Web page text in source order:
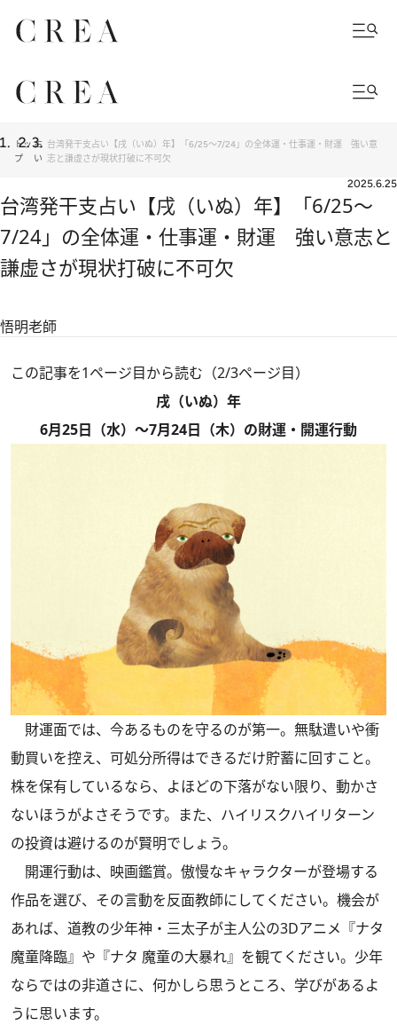
トッ
プ
占
い
台湾発干支占い【戌（いぬ）年】「6/25～7/24」の全体運・仕事運・財運 強い意
志と謙虚さが現状打破に不可欠
2025.6.25
台湾発干支占い【戌（いぬ）年】「6/25～
7/24」の全体運・仕事運・財運 強い意志と
謙虚さが現状打破に不可欠
悟明老師
この記事を1ページ目から読む（2/3ページ目）
戌（いぬ）年
6月25日（水）～7月24日（木）の財運・開運行動
財運面では、今あるものを守るのが第一。無駄遣いや衝
動買いを控え、可処分所得はできるだけ貯蓄に回すこと。
株を保有しているなら、よほどの下落がない限り、動かさ
ないほうがよさそうです。また、ハイリスクハイリターン
の投資は避けるのが賢明でしょう。
開運行動は、映画鑑賞。傲慢なキャラクターが登場する
作品を選び、その言動を反面教師にしてください。機会が
あれば、道教の少年神・三太子が主人公の3Dアニメ『ナタ
魔童降臨』や『ナタ 魔童の大暴れ』を観てください。少年
ならではの非道さに、何かしら思うところ、学びがあるよ
うに思います。